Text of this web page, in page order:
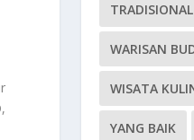
TRADISIONAL
WARISAN
WISATA
YANG BAIK